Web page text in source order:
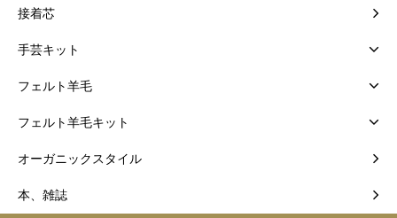
接着芯
手芸キット
フェルト羊毛
フェルト羊毛キット
オーガニックスタイル
本、雑誌